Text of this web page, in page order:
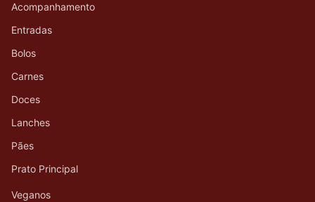
Acompanhamento
Entradas
Bolos
Carnes
Doces
Lanches
Pães
Prato Principal
Veganos